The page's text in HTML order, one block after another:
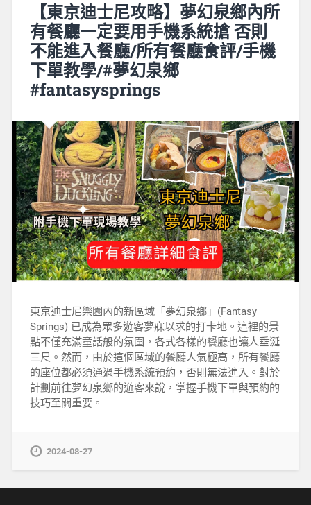
【東京迪士尼攻略】夢幻泉鄉內所
有餐廳一定要用手機系統搶 否則
不能進入餐廳/所有餐廳食評/手機
下單教學/#夢幻泉鄉
#fantasysprings
東京迪士尼樂園內的新區域「夢幻泉鄉」(Fantasy
Springs) 已成為眾多遊客夢寐以求的打卡地。這裡的景
點不僅充滿童話般的氛圍，各式各樣的餐廳也讓人垂涎
三尺。然而，由於這個區域的餐廳人氣極高，所有餐廳
的座位都必須通過手機系統預約，否則無法進入。對於
計劃前往夢幻泉鄉的遊客來說，掌握手機下單與預約的
技巧至關重要。
2024-08-27